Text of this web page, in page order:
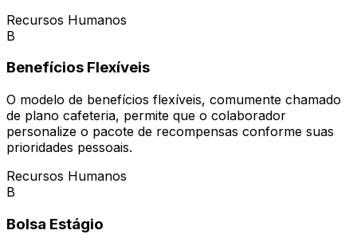
Recursos Humanos
B
Benefícios Flexíveis
O modelo de benefícios flexíveis, comumente chamado
de plano cafeteria, permite que o colaborador
personalize o pacote de recompensas conforme suas
prioridades pessoais.
Recursos Humanos
B
Bolsa Estágio